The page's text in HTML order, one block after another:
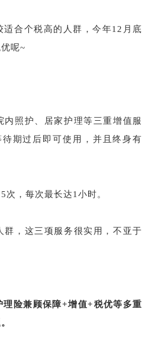
适合个税高的人群，今年12月底
呢~
内照护、居家护理等三重增值服
期过后即可使用，并且终身有
5次，每次最长达1小时。
群，这三项服务很实用，不亚于
理险兼顾保障+增值+税优等多重